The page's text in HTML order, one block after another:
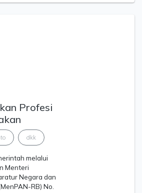
Profesi
dkk
melalui
Menteri
Negara dan
RB) No.